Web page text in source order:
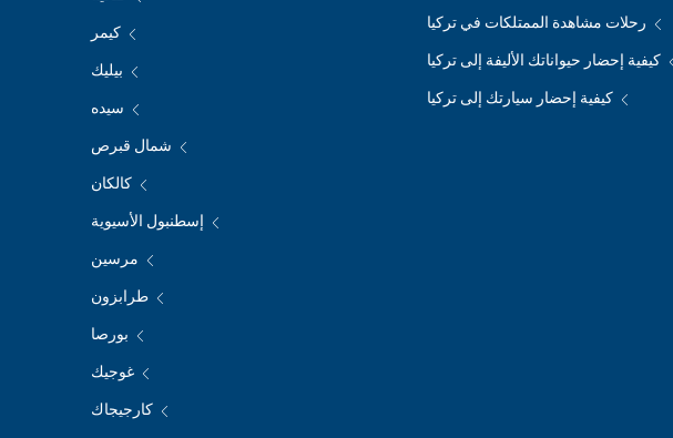
رحلات مشاهدة الممتلكات في تركيا
كيفية إحضار حيواناتك الأليفة إلى تركيا
كيفية إحضار سيارتك إلى تركيا
كيمر
بيليك
سيده
شمال قبرص
كالكان
إسطنبول الأسيوية
مرسين
طرابزون
بورصا
غوجيك
كارجيجاك